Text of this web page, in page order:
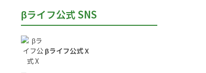
βライフ公式 SNS
βライフ公式 X